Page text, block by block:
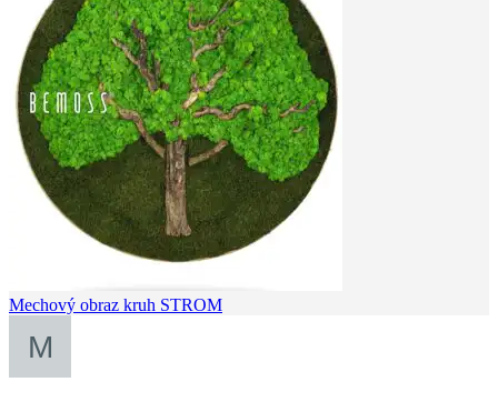
Mechový obraz kruh STROM